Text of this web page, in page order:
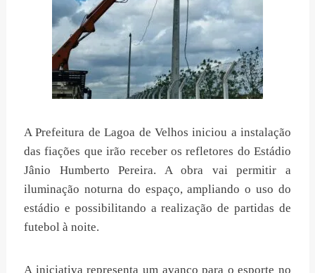
A Prefeitura de Lagoa de Velhos iniciou a instalação
das fiações que irão receber os refletores do Estádio
Jânio Humberto Pereira. A obra vai permitir a
iluminação noturna do espaço, ampliando o uso do
estádio e possibilitando a realização de partidas de
futebol à noite.
A iniciativa representa um avanço para o esporte no